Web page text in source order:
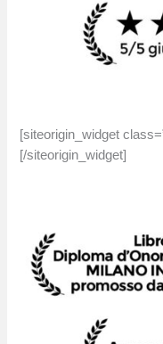
[siteorigin_widget
[/siteorigin_widget]